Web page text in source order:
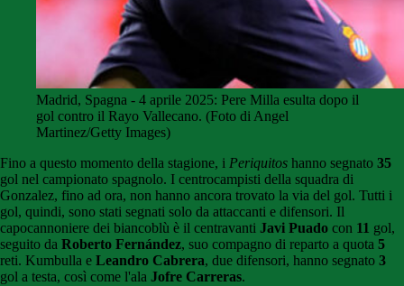
Madrid, Spagna - 4 aprile 2025: Pere Milla esulta dopo il
gol contro il Rayo Vallecano. (Foto di Angel
Martinez/Getty Images)
Fino a questo momento della stagione, i Periquitos hanno segnato 35
gol nel campionato spagnolo. I centrocampisti della squadra di
Gonzalez, fino ad ora, non hanno ancora trovato la via del gol. Tutti i
gol, quindi, sono stati segnati solo da attaccanti e difensori. Il
capocannoniere dei biancoblù è il centravanti Javi Puado con 11 gol,
seguito da Roberto Fernández, suo compagno di reparto a quota 5
reti. Kumbulla e Leandro Cabrera, due difensori, hanno segnato 3
gol a testa, così come l'ala Jofre Carreras.